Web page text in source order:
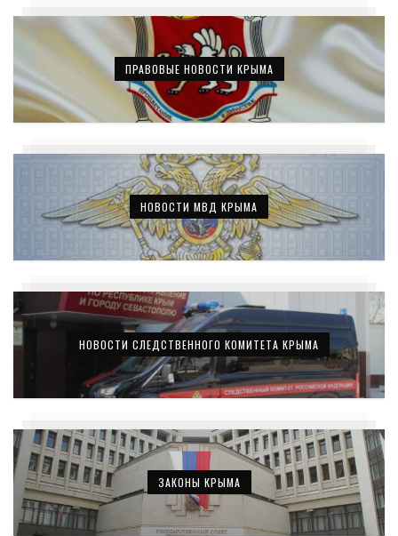
ПРАВОВЫЕ НОВОСТИ КРЫМА
НОВОСТИ МВД КРЫМА
НОВОСТИ СЛЕДСТВЕННОГО КОМИТЕТА КРЫМА
ЗАКОНЫ КРЫМА